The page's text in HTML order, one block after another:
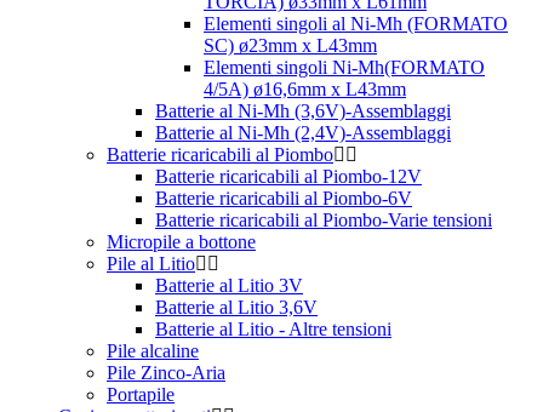
Elementi singoli al Ni-Mh (FORMATO
SC) ø23mm x L43mm
Elementi singoli Ni-Mh(FORMATO
4/5A) ø16,6mm x L43mm
Batterie al Ni-Mh (3,6V)-Assemblaggi
Batterie al Ni-Mh (2,4V)-Assemblaggi
Batterie ricaricabili al Piombo
Batterie ricaricabili al Piombo-12V
Batterie ricaricabili al Piombo-6V
Batterie ricaricabili al Piombo-Varie tensioni
Micropile a bottone
Pile al Litio
Batterie al Litio 3V
Batterie al Litio 3,6V
Batterie al Litio - Altre tensioni
Pile alcaline
Pile Zinco-Aria
Portapile